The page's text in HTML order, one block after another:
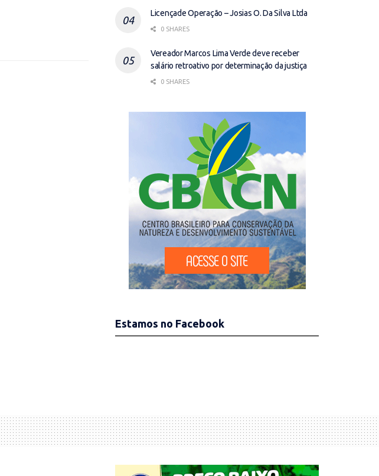
Licençade Operação – Josias O. Da Silva Ltda
0 SHARES
Vereador Marcos Lima Verde deve receber
salário retroativo por determinação da justiça
0 SHARES
Estamos no Facebook